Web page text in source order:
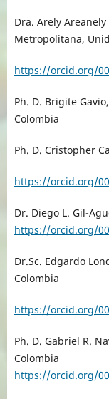
Dra. Arely Areanely
Metropolitana,
https://orcid.org/
Ph. D. Brigite
Colombia
Ph. D. Cristopher
https://orcid.org/
Dr. Diego L. Gil-
https://orcid.org/
Dr.Sc. Edgardo
Colombia
https://orcid.org/
Ph. D. Gabriel R.
Colombia
https://orcid.org/